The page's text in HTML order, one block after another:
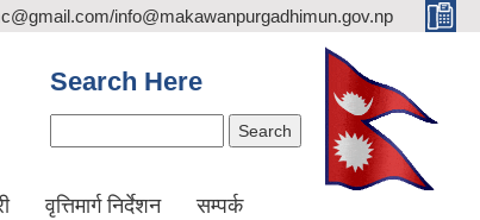
info@makawanpurgadhimun.gov.np
Search Here
वृत्तिमार्ग निर्देशन सम्पर्क